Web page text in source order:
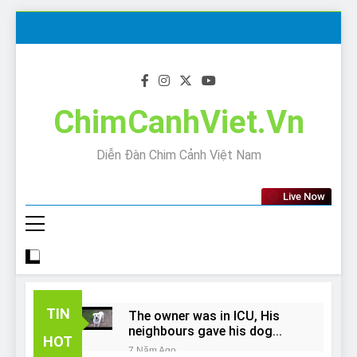
ChimCanhViet.Vn
Diễn Đàn Chim Cảnh Việt Nam
Live Now
TIN
HOT
The owner was in ICU, His
neighbours gave his dog
away!
7 Năm Ago